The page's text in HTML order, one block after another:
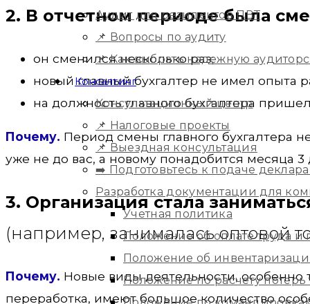
Аудит для резидентов ПВТ
📌 Вопросы по аудиту
📌 Как выбрать надежную
Консалтинг
Консультационный центр
📌 Налоговые проекты
📌 Выездная консультация
➡️ Подготовьтесь к подаче
Разработка документации для
Учетная политика
Положение об оплате труда
Положение об
Положение по расчету
2. В отчетном периоде была
он сменился несколько раз;
новый главный бухгалтер не имел опыта
на должность главного бухгалтера
Почему. Период смены главного бухгалтера
уже не до вас, а новому понадобится месяца
3. Организация стала
(например, занималась оптовой
Почему. Новые виды деятельности, особенно
переработка, имеют большое количество